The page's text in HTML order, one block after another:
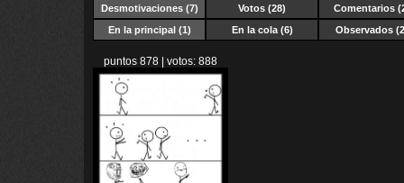
Desmotivaciones(7) Votos (28)
Comentarios
En la principal(1) En la cola (6) Observados
puntos 878 | votos: 888